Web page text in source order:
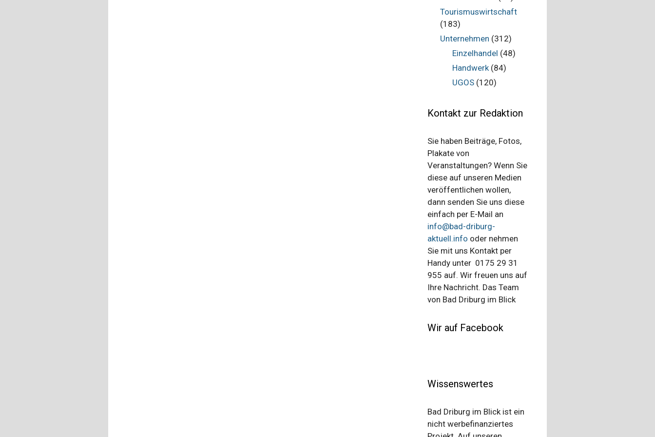
Tourismuswirtschaft
(183)
Unternehmen (312)
Einzelhandel (48)
Handwerk(84)
UGOS (120)
Kontakt zur Redaktion
Sie haben Beiträge, Fotos,
Plakate von
Veranstaltungen? Wenn Sie
diese auf unseren Medien
veröffentlichen wollen,
dann senden Sie uns diese
einfach per E-Mail an
info@bad-driburg-
aktuell.info oder nehmen
Sie mit uns Kontakt per
Handy unter 0175 29 31
955 auf. Wir freuen uns auf
Ihre Nachricht. Das Team
von Bad Driburg im Blick
Wir auf Facebook
Wissenswertes
Bad Driburg im Blick ist ein
nicht werbefinanziertes